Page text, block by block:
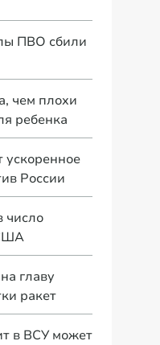
ПВО сбили
чем плохи
ребенка
России
число
главу
ракет
в ВСУ может